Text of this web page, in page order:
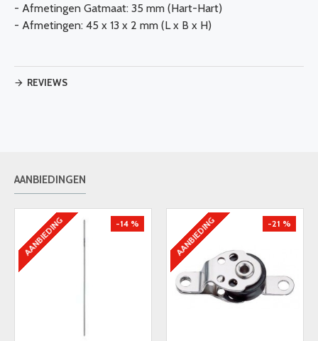
- Afmetingen Gatmaat: 35 mm (Hart-Hart)
- Afmetingen: 45 x 13 x 2 mm (L x B x H)
REVIEWS
AANBIEDINGEN
AANBIEDING -14 % AANBIEDING -21 %